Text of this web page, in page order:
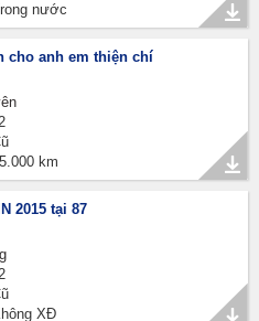
nước
cho anh em thiện chí
km
2015 tại 87
XĐ